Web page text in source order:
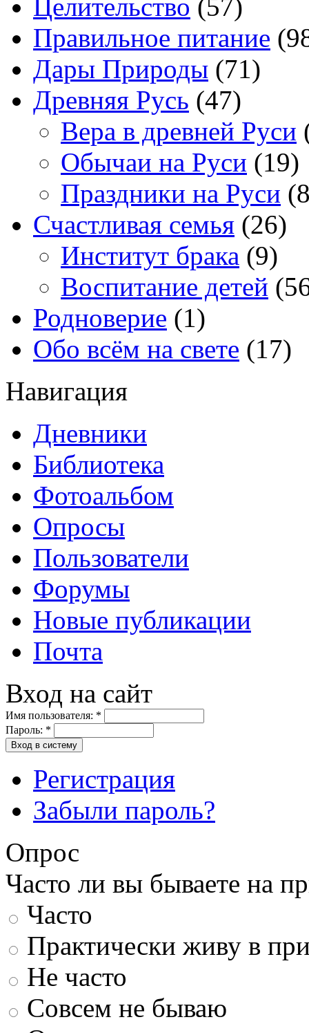
Целительство (57)
Правильное питание
Дары Природы (71)
Древняя Русь (47)
Вера в древней Руси
Обычаи на Руси (19)
Праздники на Руси
Счастливая семья (26)
Институт брака (9)
Воспитание детей
Родноверие (1)
Обо всём на свете (17)
Навигация
Дневники
Библиотека
Фотоальбом
Опросы
Пользователи
Форумы
Новые публикации
Почта
Вход на сайт
Имя пользователя: *
Пароль: *
Вход в систему
Регистрация
Забыли пароль?
Опрос
Часто ли вы бываете на
Часто
Практически живу в
Не часто
Совсем не бываю